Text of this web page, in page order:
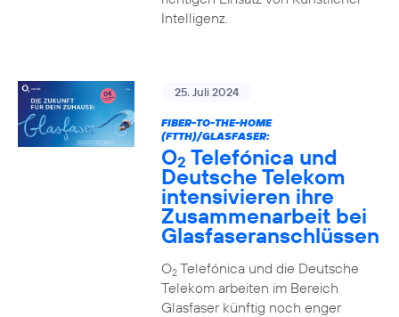
Intelligenz.
25. Juli 2024
FIBER-TO-THE-HOME
(FTTH)/GLASFASER:
O2 Telefónica und
Deutsche Telekom
intensivieren ihre
Zusammenarbeit bei
Glasfaseranschlüssen
O2Telefónica und die Deutsche
Telekom arbeiten im Bereich
Glasfaser künftig noch enger